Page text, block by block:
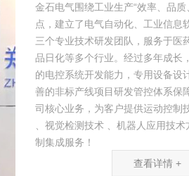
金石电气围绕工业生产“效率、品
点，建立了电气自动化、工业信息
三个专业技术研发团队，服务于医
品日化等多个行业。经过多年成长
的电控系统开发能力，专用设备设
善的非标产线项目研发管控体系保
司核心业务，为客户提供运动控制
、视觉检测技术 、机器人应用技
制集成服务！
查看详情 +